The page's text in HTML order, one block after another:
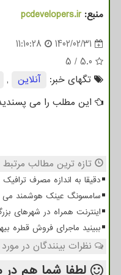
منبع:pcdevelopers.ir
1402/02/31
11:10:28
5.0
/
5
تگهای خبر:
آنلاین ,
این مطلب را می
تازه ترین مطالب مرتبط
دقیقا به اندازه مصرف
سامسونگ عینک هوشمند می
اینترنت همراه در شهرهای
ببینید ماجرای فروش قطره
نظرات بینندگان در
لطفا شما هم در